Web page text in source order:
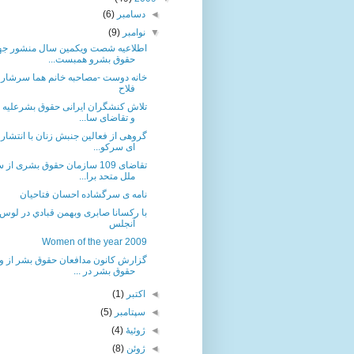
◄دسامبر(6)
▼نوامبر(9)
اطلاعیه شصت ویکمین سال منشور
حقوق بشرو همبست...
خانه دوست -مصاحبه خانم هما سرشار
فلاح
تلاش کنشگران ایرانی حقوق بشرعلیه
و تقاضای سا...
گروهی از فعالین جنبش زنان با انتشار
ای سرکو...
تقاضای 109 سازمان حقوق بشری
ملل متحد برا...
نامه ی سرگشاده احسان فتاحیان
با رکسانا صابری وبهمن قبادي در لوس
آنجلس
Women of the year 2009
گزارش کانون مدافعان حقوق بشر
حقوق بشر در ...
◄اکتبر(1)
◄ سپتامبر(5)
◄ژوئیهٔ(4)
◄ژوئن(8)